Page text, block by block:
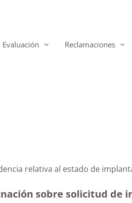
Evaluación Reclamaciones
relativa al estado de
sobre solicitud de